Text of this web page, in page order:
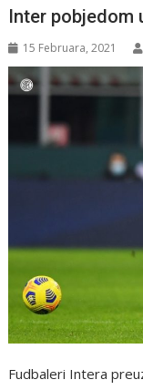
Inter pobjedom
15 Februara, 2021
Fudbaleri Intera